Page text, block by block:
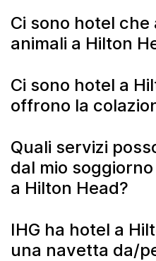
Ci sono hotel
animali a Hilton
Ci sono hotel a
offrono la
Quali servizi
dal mio
a Hilton Head?
IHG ha hotel a
una navetta da/